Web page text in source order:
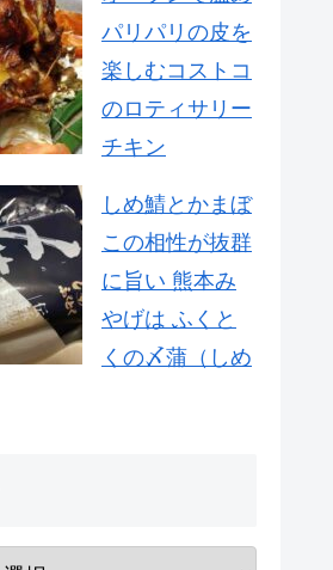
パリパリの皮を
楽しむコストコ
のロティサリー
チキン
しめ鯖とかまぼ
この相性が抜群
に旨い 熊本み
やげは ふくと
くの〆蒲（しめ